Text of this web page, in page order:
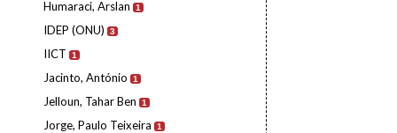
Humaraci, Arslan 1
IDEP (ONU) 3
IICT 1
Jacinto, António 1
Jelloun, Tahar Ben 1
Jorge, Paulo Teixeira 1